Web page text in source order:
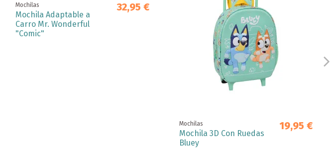
Mochilas
Mochila Adaptable a
Carro Mr. Wonderful
"Comic"
32,95 €
Mochilas
Mochila 3D Con Ruedas
Bluey
19,95 €